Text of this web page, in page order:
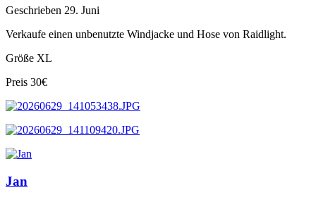
Geschrieben 29. Juni
Verkaufe einen unbenutzte Windjacke und Hose von Raidlight.
Größe XL
Preis 30€
Jan